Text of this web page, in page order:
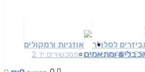
לסלולר אוזניות ורמקולים
APPLEמכשירים זאפמכשירים יד 2 כבלים ומתאמים